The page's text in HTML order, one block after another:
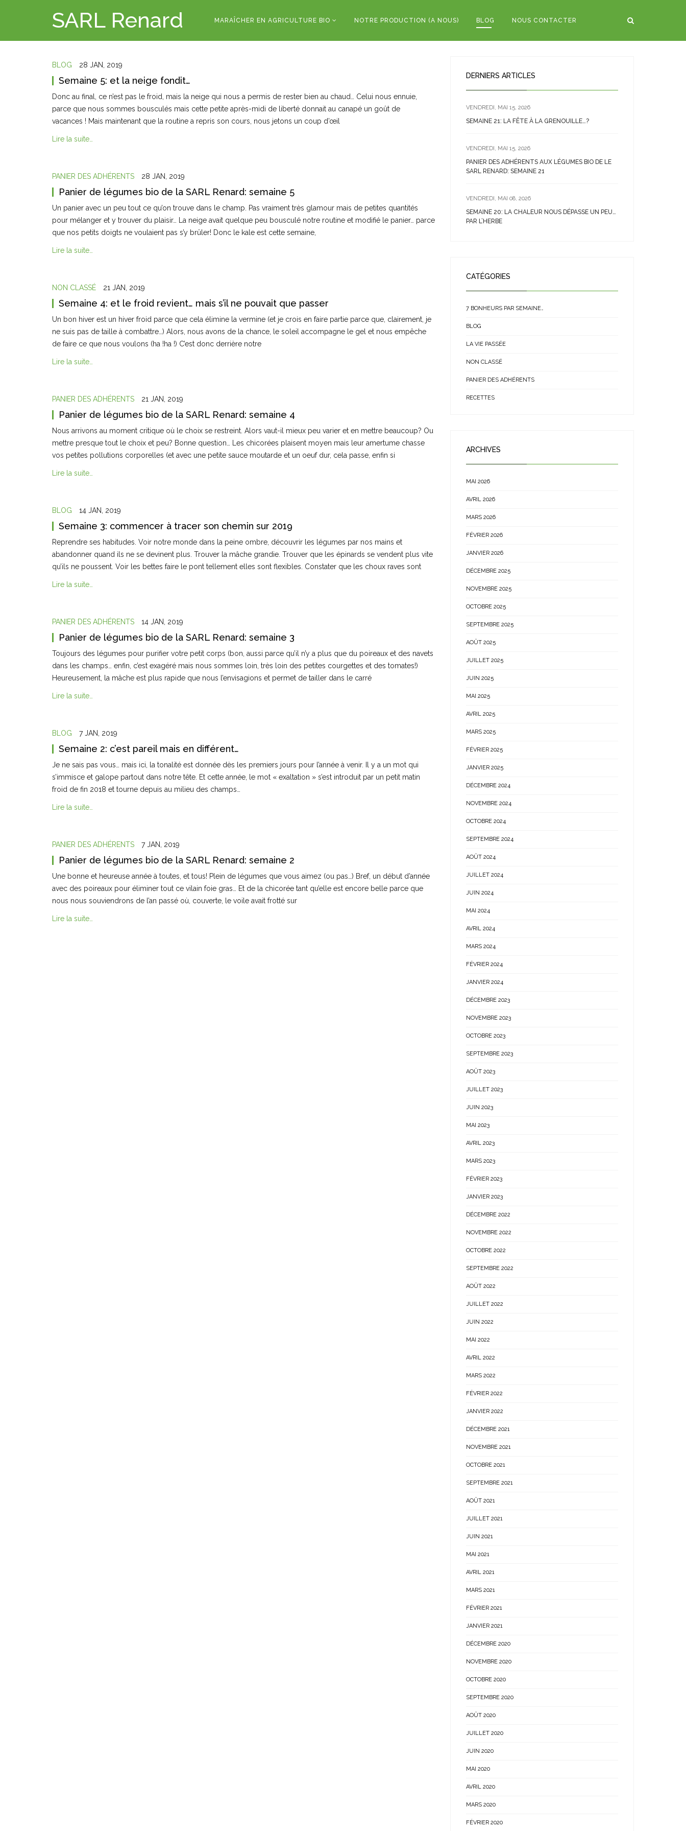
SARL Renard MARAÎCHER EN AGRICULTURE BIO NOTRE PRODUCTION (A NOUS) BLOG NOUS CONTACTER
BLOG 28 JAN, 2019
Semaine 5: et la neige fondit…
Donc au final, ce n’est pas le froid, mais la neige qui nous a permis de rester bien au chaud… Celui nous ennuie,
parce que nous sommes bousculés mais cette petite après-midi de liberté donnait au canapé un goût de
vacances ! Mais maintenant que la routine a repris son cours, nous jetons un coup d’œil
Lire la suite…
PANIER DES ADHÉRENTS 28 JAN, 2019
Panier de légumes bio de la SARL Renard: semaine 5
Un panier avec un peu tout ce qu’on trouve dans le champ. Pas vraiment très glamour mais de petites quantités
pour mélanger et y trouver du plaisir… La neige avait quelque peu bousculé notre routine et modifié le panier… parce
que nos petits doigts ne voulaient pas s’y brûler! Donc le kale est cette semaine,
Lire la suite…
NON CLASSÉ 21 JAN, 2019
Semaine 4: et le froid revient… mais s’il ne pouvait que passer
Un bon hiver est un hiver froid parce que cela élimine la vermine (et je crois en faire partie parce que, clairement, je
ne suis pas de taille à combattre…) Alors, nous avons de la chance, le soleil accompagne le gel et nous empêche
de faire ce que nous voulons (ha !ha !) C’est donc derrière notre
Lire la suite…
PANIER DES ADHÉRENTS 21 JAN, 2019
Panier de légumes bio de la SARL Renard: semaine 4
Nous arrivons au moment critique où le choix se restreint. Alors vaut-il mieux peu varier et en mettre beaucoup? Ou
mettre presque tout le choix et peu? Bonne question… Les chicorées plaisent moyen mais leur amertume chasse
vos petites pollutions corporelles (et avec une petite sauce moutarde et un oeuf dur, cela passe, enfin si
Lire la suite…
BLOG 14 JAN, 2019
Semaine 3: commencer à tracer son chemin sur 2019
Reprendre ses habitudes. Voir notre monde dans la peine ombre, découvrir les légumes par nos mains et
abandonner quand ils ne se devinent plus. Trouver la mâche grandie. Trouver que les épinards se vendent plus vite
qu’ils ne poussent. Voir les bettes faire le pont tellement elles sont flexibles. Constater que les choux raves sont
Lire la suite…
PANIER DES ADHÉRENTS 14 JAN, 2019
Panier de légumes bio de la SARL Renard: semaine 3
Toujours des légumes pour purifier votre petit corps (bon, aussi parce qu’il n’y a plus que du poireaux et des navets
dans les champs… enfin, c’est exagéré mais nous sommes loin, très loin des petites courgettes et des tomates!)
Heureusement, la mâche est plus rapide que nous l’envisagions et permet de tailler dans le carré
Lire la suite…
BLOG 7 JAN, 2019
Semaine 2: c’est pareil mais en différent…
Je ne sais pas vous… mais ici, la tonalité est donnée dès les premiers jours pour l’année à venir. Il y a un mot qui
s’immisce et galope partout dans notre tête. Et cette année, le mot « exaltation » s’est introduit par un petit matin
froid de fin 2018 et tourne depuis au milieu des champs…
Lire la suite…
PANIER DES ADHÉRENTS 7 JAN, 2019
Panier de légumes bio de la SARL Renard: semaine 2
Une bonne et heureuse année à toutes, et tous! Plein de légumes que vous aimez (ou pas…) Bref, un début d’année
avec des poireaux pour éliminer tout ce vilain foie gras… Et de la chicorée tant qu’elle est encore belle parce que
nous nous souviendrons de l’an passé où, couverte, le voile avait frotté sur
Lire la suite…
DERNIERS ARTICLES
VENDREDI, MAI 15, 2026
SEMAINE 21: LA FÊTE À LA GRENOUILLE…?
VENDREDI, MAI 15, 2026
PANIER DES ADHÉRENTS AUX LÉGUMES BIO DE LE
SARL RENARD: SEMAINE 21
VENDREDI, MAI 08, 2026
SEMAINE 20: LA CHALEUR NOUS DÉPASSE UN PEU…
PAR L’HERBE
CATÉGORIES
7 BONHEURS PAR SEMAINE…
BLOG
LA VIE PASSÉE
NON CLASSÉ
PANIER DES ADHÉRENTS
RECETTES
ARCHIVES
MAI 2026
AVRIL 2026
MARS 2026
FÉVRIER 2026
JANVIER 2026
DÉCEMBRE 2025
NOVEMBRE 2025
OCTOBRE 2025
SEPTEMBRE 2025
AOÛT 2025
JUILLET 2025
JUIN 2025
MAI 2025
AVRIL 2025
MARS 2025
FÉVRIER 2025
JANVIER 2025
DÉCEMBRE 2024
NOVEMBRE 2024
OCTOBRE 2024
SEPTEMBRE 2024
AOÛT 2024
JUILLET 2024
JUIN 2024
MAI 2024
AVRIL 2024
MARS 2024
FÉVRIER 2024
JANVIER 2024
DÉCEMBRE 2023
NOVEMBRE 2023
OCTOBRE 2023
SEPTEMBRE 2023
AOÛT 2023
JUILLET 2023
JUIN 2023
MAI 2023
AVRIL 2023
MARS 2023
FÉVRIER 2023
JANVIER 2023
DÉCEMBRE 2022
NOVEMBRE 2022
OCTOBRE 2022
SEPTEMBRE 2022
AOÛT 2022
JUILLET 2022
JUIN 2022
MAI 2022
AVRIL 2022
MARS 2022
FÉVRIER 2022
JANVIER 2022
DÉCEMBRE 2021
NOVEMBRE 2021
OCTOBRE 2021
SEPTEMBRE 2021
AOÛT 2021
JUILLET 2021
JUIN 2021
MAI 2021
AVRIL 2021
MARS 2021
FÉVRIER 2021
JANVIER 2021
DÉCEMBRE 2020
NOVEMBRE 2020
OCTOBRE 2020
SEPTEMBRE 2020
AOÛT 2020
JUILLET 2020
JUIN 2020
MAI 2020
AVRIL 2020
MARS 2020
FÉVRIER 2020